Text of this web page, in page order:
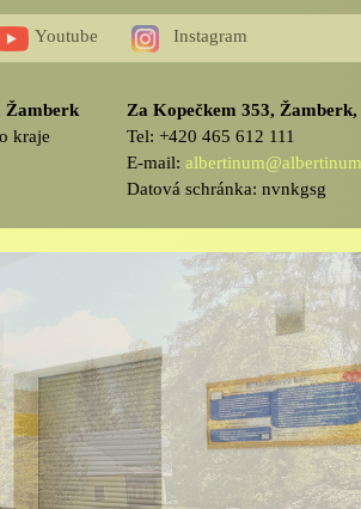
Youtube Instagram
Za Kopečkem 353, Žamberk,
Tel: +420 465 612 111
E-mail:
Datová schránka: nvnkgsg
Žamberk
kraje